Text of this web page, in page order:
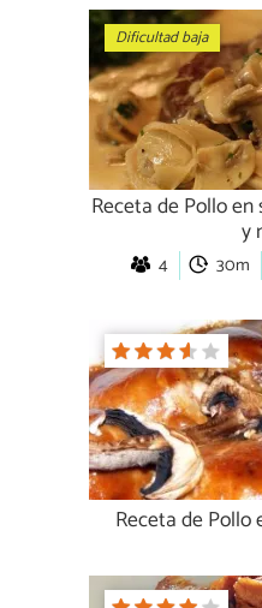
Dificultad baja
Receta de Pollo
y
4 30m
Receta de Pollo